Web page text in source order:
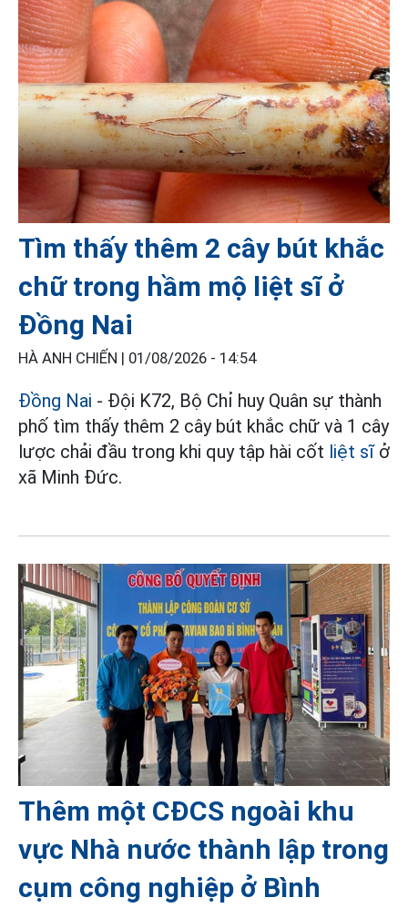
Tìm thấy thêm 2 cây bút khắc
chữ trong hầm mộ liệt sĩ ở
Đồng Nai
HÀ ANH CHIẾN | 01/08/2026 - 14:54
Đồng Nai - Đội K72, Bộ Chỉ huy Quân sự thành
phố tìm thấy thêm 2 cây bút khắc chữ và 1 cây
lược chải đầu trong khi quy tập hài cốt liệt sĩở
xã Minh Đức.
Thêm một CĐCS ngoài khu
vực Nhà nước thành lập trong
cụm công nghiệp ở Bình